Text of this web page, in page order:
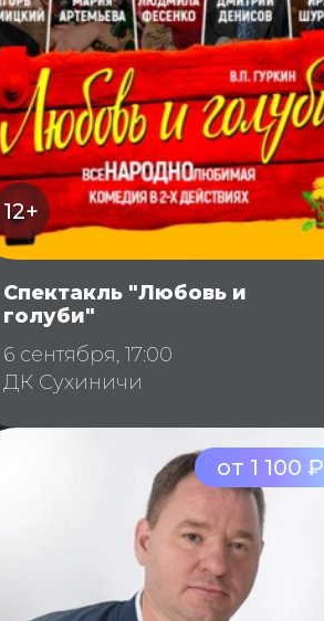
12+
Спектакль "Любовь и
голуби"
6 сентября, 17:00
ДК Сухиничи
от 1 100 ₽